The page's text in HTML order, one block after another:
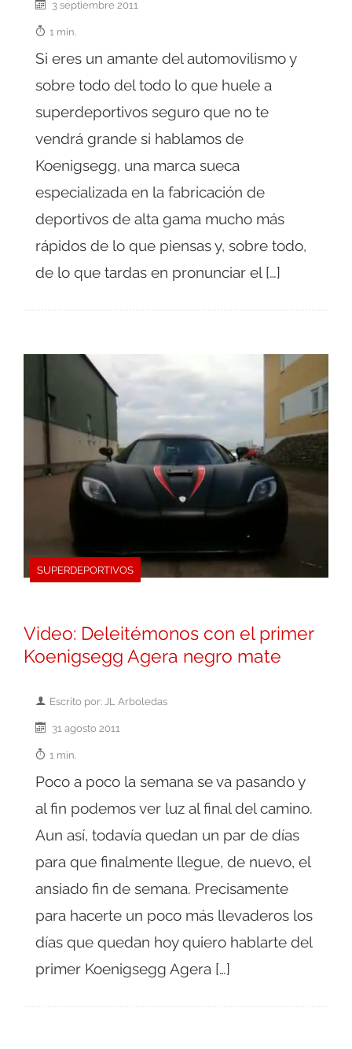
3 septiembre 2011
1 min.
Si eres un amante del automovilismo y
sobre todo del todo lo que huele a
superdeportivos seguro que no te
vendrá grande si hablamos de
Koenigsegg, una marca sueca
especializada en la fabricación de
deportivos de alta gama mucho más
rápidos de lo que piensas y, sobre todo,
de lo que tardas en pronunciar el […]
SUPERDEPORTIVOS
Video: Deleitémonos con el primer
Koenigsegg Agera negro mate
Escrito por: JL Arboledas
31 agosto 2011
1 min.
Poco a poco la semana se va pasando y
al fin podemos ver luz al final del camino.
Aun así, todavía quedan un par de días
para que finalmente llegue, de nuevo, el
ansiado fin de semana. Precisamente
para hacerte un poco más llevaderos los
días que quedan hoy quiero hablarte del
primer Koenigsegg Agera […]